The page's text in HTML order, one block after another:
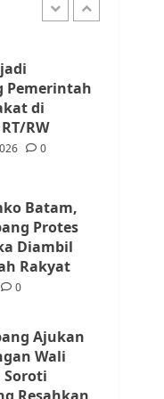
Pemerintah
di
RW
0
Batam,
Protes
Diambil
Rakyat
0
Ajukan
Wali
Soroti
Resahkan